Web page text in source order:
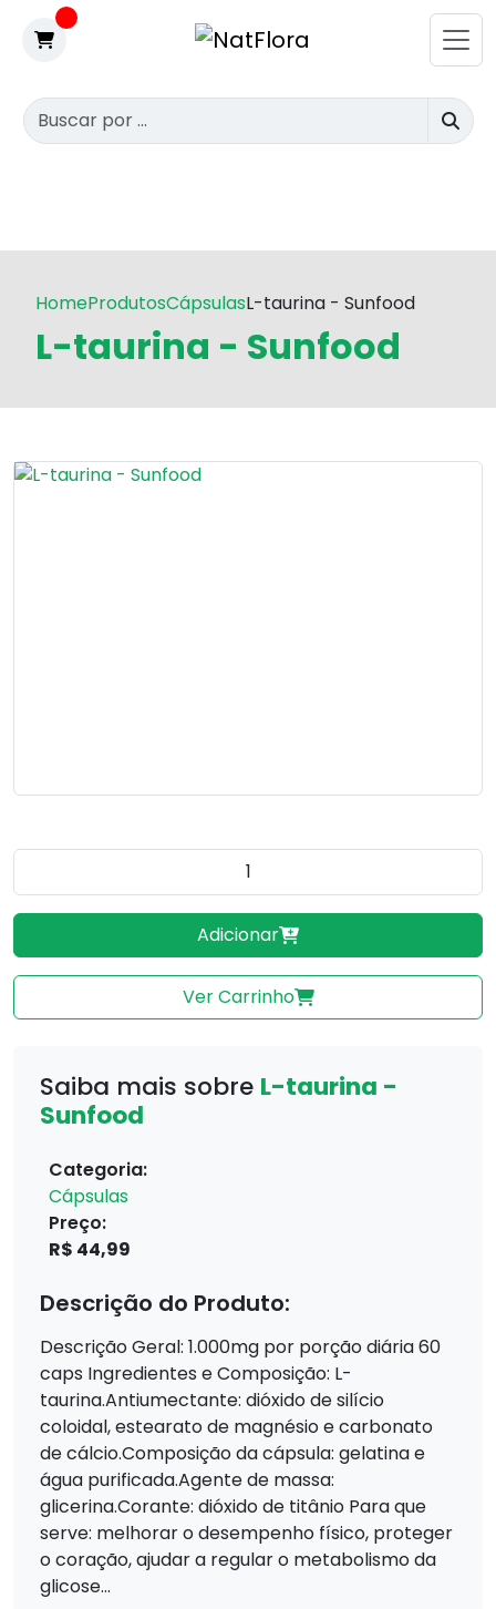
HomeProdutosCápsulasL-taurina - Sunfood
L-taurina - Sunfood
Quantidade do produto
Adicionar
Ver Carrinho
Saiba mais sobre L-taurina -
Sunfood
Categoria:
Cápsulas
Preço:
R$ 44,99
Descrição do Produto:
Descrição Geral: 1.000mg por porção diária 60
caps Ingredientes e Composição: L-
taurina.Antiumectante: dióxido de silício
coloidal, estearato de magnésio e carbonato
de cálcio.Composição da cápsula: gelatina e
água purificada.Agente de massa:
glicerina.Corante: dióxido de titânio Para que
serve: melhorar o desempenho físico, proteger
o coração, ajudar a regular o metabolismo da
glicose...